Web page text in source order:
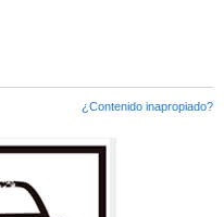
¿Contenido inapropiado?